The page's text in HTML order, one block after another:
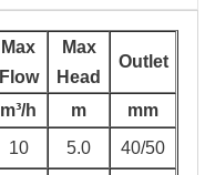
Max
Flow
Max
Head
Outlet
m³/h m
mm
10 5.0 40/50